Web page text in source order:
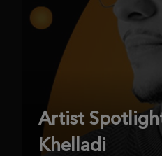
Artist
Khelladi